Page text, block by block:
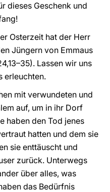
dieses Geschenk und
Osterzeit hat der Herr
Jüngern von Emmaus
Lassen wir uns
erleuchten.
mit verwundeten und
auf, um in ihr Dorf
haben den Tod jenes
hatten und dem sie
sie enttäuscht und
zurück. Unterwegs
über alles, was
das Bedürfnis